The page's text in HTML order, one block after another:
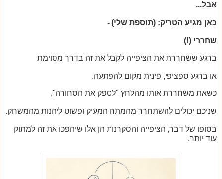
אבל...
כאן מגיע הטריק: (תוספת שלי) -
שחררי (!)
ברגע ששחררת את הציפייה לקבל את זה בדרך מסוימת
או ברגע ספציפי, פינית מקום להפתעה.
כשאת משחררת אותו מהלחץ "לספק את הסחורה",
שניכם יכולים להשתחרר מהמתח המעיק ופשוט ליהנות מהמשחק.
בסופו של דבר, הציפייה והסקרנות הן אלו שיהפכו את זה למתוק
עוד יותר.